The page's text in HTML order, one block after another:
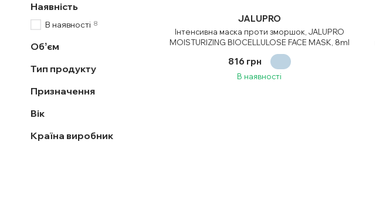
JALUPRO
Інтенсивна маска проти зморшок, JALUPRO
MOISTURIZING BIOCELLULOSE FACE MASK, 8ml
816 грн
В наявності
Наявність
В наявності 8
Обʼєм
Тип продукту
Призначення
Вік
Країна виробник